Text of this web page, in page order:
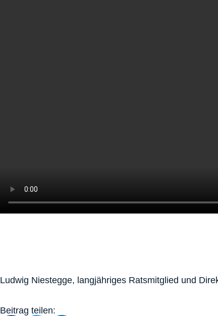
Ludwig Niestegge, langjähriges Ratsmitglied und
Beitrag teilen: